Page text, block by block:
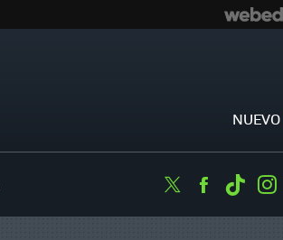
NUEVO
TwitterFacebook